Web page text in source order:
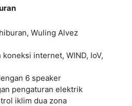
Wuling Alvez
internet, WIND, IoV,
6 speaker
pengaturan elektrik
iklim dua zona